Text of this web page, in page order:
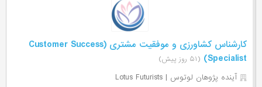
کارشناس کشاورزی و موفقیت مشتری (Customer Success
Specialist)
(۵۱ روز پیش)
آینده پژوهان لوتوس | Lotus Futurists